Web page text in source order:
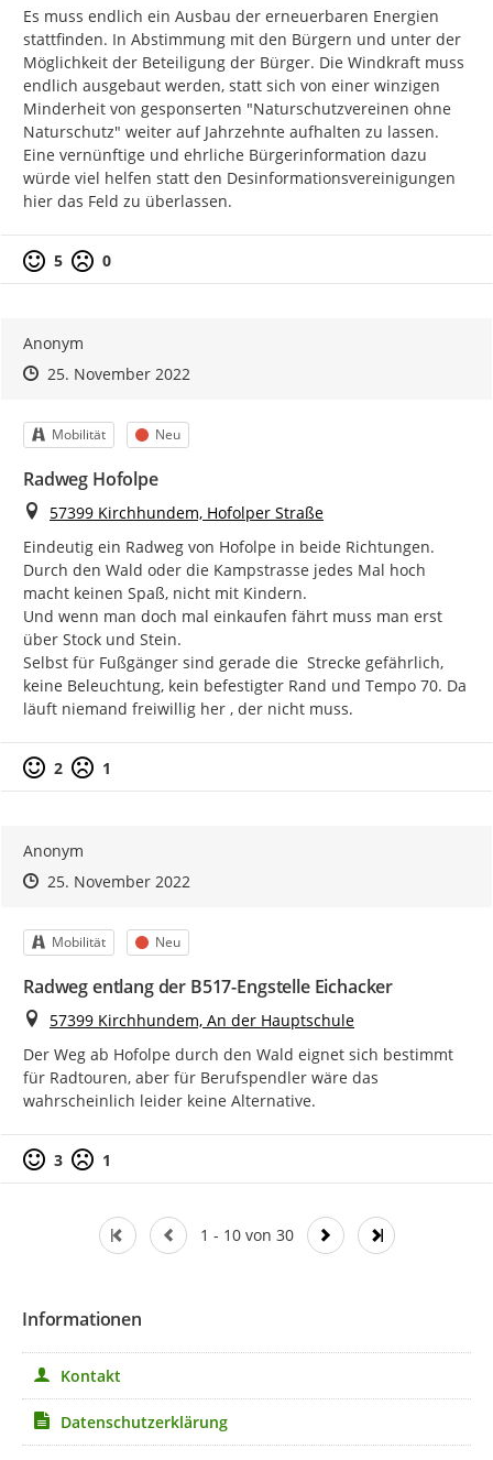
Es muss endlich ein Ausbau der erneuerbaren Energien
stattfinden. In Abstimmung mit den Bürgern und unter der
Möglichkeit der Beteiligung der Bürger. Die Windkraft muss
endlich ausgebaut werden, statt sich von einer winzigen
Minderheit von gesponserten "Naturschutzvereinen ohne
Naturschutz" weiter auf Jahrzehnte aufhalten zu lassen.
Eine vernünftige und ehrliche Bürgerinformation dazu
würde viel helfen statt den Desinformationsvereinigungen
hier das Feld zu überlassen.
Positive Bewertung
5 Negative Bewertung
0
Anonym
Zeitpunkt des Erstellens
Zeitpunkt des Erstellens
25. November 2022Zur Äußerung
Kategorie
Mobilität Status
Neu
Radweg Hofolpe
Ort
57399 Kirchhundem, Hofolper Straße
Eindeutig ein Radweg von Hofolpe in beide Richtungen.
Durch den Wald oder die Kampstrasse jedes Mal hoch
macht keinen Spaß, nicht mit Kindern.
Und wenn man doch mal einkaufen fährt muss man erst
über Stock und Stein.
Selbst für Fußgänger sind gerade die  Strecke gefährlich,
keine Beleuchtung, kein befestigter Rand und Tempo 70. Da
läuft niemand freiwillig her , der nicht muss.
Positive Bewertung
2 Negative Bewertung
1
Anonym
Zeitpunkt des Erstellens
Zeitpunkt des Erstellens
25. November 2022Zur Äußerung
Kategorie
Mobilität Status
Neu
Radweg entlang der B517-Engstelle Eichacker
Ort
57399 Kirchhundem, An der Hauptschule
Der Weg ab Hofolpe durch den Wald eignet sich bestimmt
für Radtouren, aber für Berufspendler wäre das
wahrscheinlich leider keine Alternative.
Positive Bewertung
3 Negative Bewertung
1
1 - 10 von 30
Informationen
Kontakt
Datenschutzerklärung